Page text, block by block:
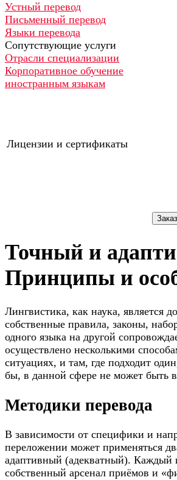
Устный перевод
Письменный перевод
Языки перевода
Сопутствующие услуги
Отрасли специализации
Корпоративное обучение
иностранным языкам
Лицензии и сертификаты
Точный и
Принципы и
Лингвистика, как наука, является
собственные правила, законы,
одного языка на другой
осуществлено несколькими
ситуациях, и там, где подходит
бы, в данной сфере не может быть
Методики перевода
В зависимости от специфики и
переложении может применяться
адаптивный (адекватный). Каждый
собственный арсенал приёмов и